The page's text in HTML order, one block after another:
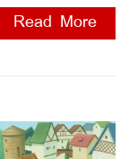
Read More